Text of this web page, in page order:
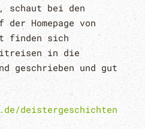
schaut bei den
Homepage von
finden sich
in die
geschrieben und gut
deistergeschichten